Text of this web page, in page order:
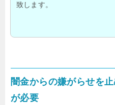
致します。
闇金からの嫌がらせを
が必要